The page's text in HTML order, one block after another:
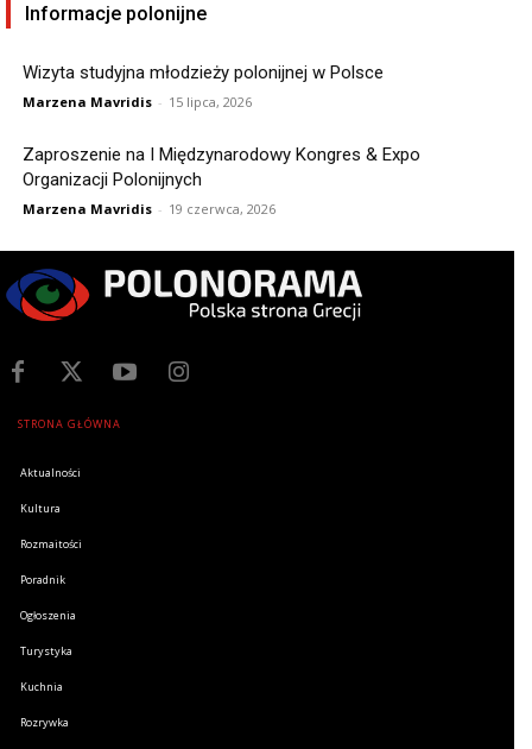
Informacje polonijne
Wizyta studyjna młodzieży polonijnej w Polsce
Marzena Mavridis - 15 lipca, 2026
Zaproszenie na I Międzynarodowy Kongres & Expo
Organizacji Polonijnych
Marzena Mavridis - 19 czerwca, 2026
STRONA GŁÓWNA
Aktualności
Kultura
Rozmaitości
Poradnik
Ogłoszenia
Turystyka
Kuchnia
Rozrywka